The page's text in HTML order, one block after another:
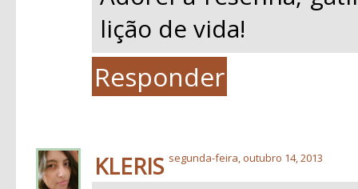
lição de vida!
Responder
KLERIS segunda-feira, outubro 14, 2013